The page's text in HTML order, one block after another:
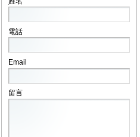
電話
Email
留言